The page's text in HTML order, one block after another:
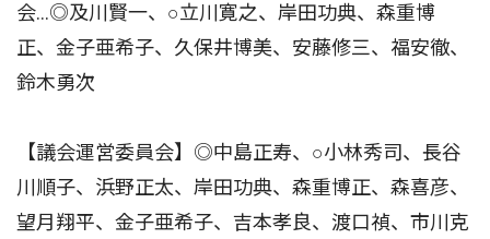
会…◎及川賢一、○立川寛之、岸田功典、森重博
正、金子亜希子、久保井博美、安藤修三、福安徹、
鈴木勇次
【議会運営委員会】◎中島正寿、○小林秀司、長谷
川順子、浜野正太、岸田功典、森重博正、森喜彦、
望月翔平、金子亜希子、吉本孝良、渡口禎、市川克